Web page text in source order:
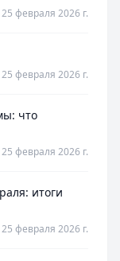
25 февраля 2026 г.
25 февраля 2026 г.
что
25 февраля 2026 г.
итоги
25 февраля 2026 г.